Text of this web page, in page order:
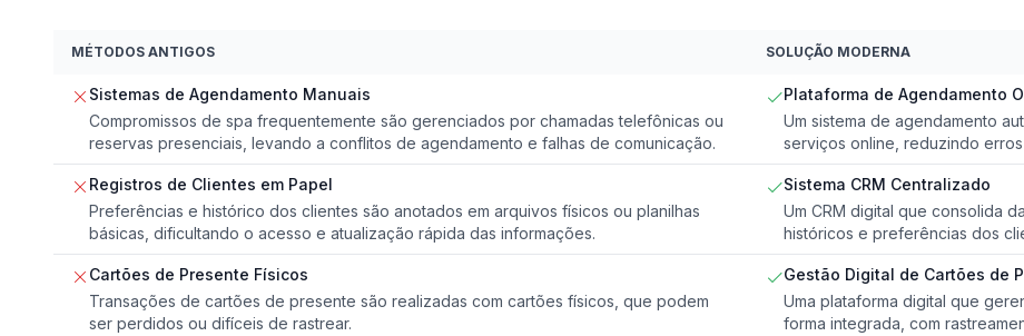
MÉTODOS ANTIGOS SOLUÇÃO MODERNA
Sistemas de Agendamento Manuais
Compromissos de spa frequentemente são gerenciados por chamadas telefônicas ou
reservas presenciais, levando a conflitos de agendamento e falhas de comunicação.
Plataforma de Agendamento
Um sistema de agendamento
serviços online, reduzindo
Registros de Clientes em Papel
Preferências e histórico dos clientes são anotados em arquivos físicos ou planilhas
básicas, dificultando o acesso e atualização rápida das informações.
Sistema CRM Centralizado
Um CRM digital que consolida
históricos e preferências dos
Cartões de Presente Físicos
Transações de cartões de presente são realizadas com cartões físicos, que podem
ser perdidos ou difíceis de rastrear.
Gestão Digital de Cartões de
Uma plataforma digital que
forma integrada, com